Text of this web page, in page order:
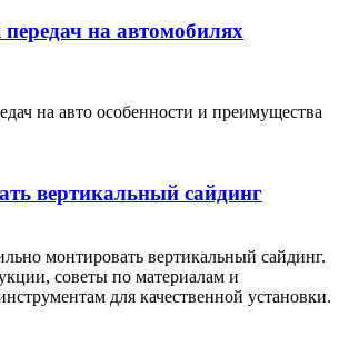
на автомобилях
на авто особенности и преимущества
вертикальный сайдинг
монтировать вертикальный сайдинг.
советы по материалам и
для качественной установки.